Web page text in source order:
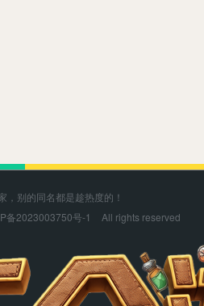
，别的同名都是趁热度的！
备2023003750号-1 All rights reserved